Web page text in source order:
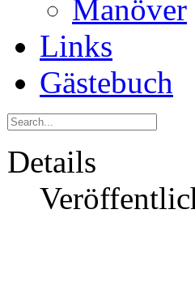
Manöver
Links
Gästebuch
Details